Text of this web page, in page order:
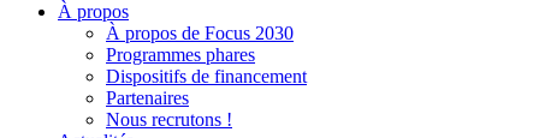
À propos
À propos de Focus 2030
Programmes phares
Dispositifs de financement
Partenaires
Nous recrutons !